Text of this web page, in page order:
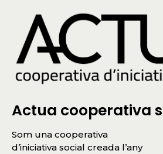
Actua cooperativa
Som una cooperativa
d’iniciativa social creada l’any